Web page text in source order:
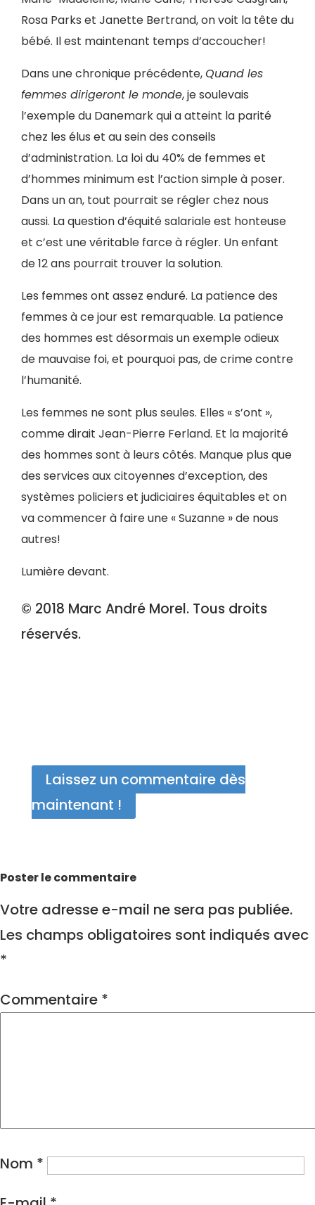
Rosa Parks et Janette Bertrand, on voit la tête du
bébé. Il est maintenant temps d’accoucher!
Dans une chronique précédente,Quand les
femmes dirigeront le monde, je soulevais
l’exemple du Danemark qui a atteint la parité
chez les élus et au sein des conseils
d’administration. La loi du 40% de femmes et
d’hommes minimum est l’action simple à poser.
Dans un an, tout pourrait se régler chez nous
aussi. La question d’équité salariale est honteuse
et c’est une véritable farce à régler. Un enfant
de 12 ans pourrait trouver la solution.
Les femmes ont assez enduré. La patience des
femmes à ce jour est remarquable. La patience
des hommes est désormais un exemple odieux
de mauvaise foi, et pourquoi pas, de crime contre
l’humanité.
Les femmes ne sont plus seules. Elles « s’ont »,
comme dirait Jean-Pierre Ferland. Et la majorité
des hommes sont à leurs côtés. Manque plus que
des services aux citoyennes d’exception, des
systèmes policiers et judiciaires équitables et on
va commencer à faire une « Suzanne » de nous
autres!
Lumière devant.
© 2018 Marc André Morel. Tous droits
réservés.
Laissez un commentaire dès
maintenant !
Poster le commentaire
Votre adresse e-mail ne sera pas publiée.
Les champs obligatoires sont indiqués avec
*
Commentaire *
Nom *